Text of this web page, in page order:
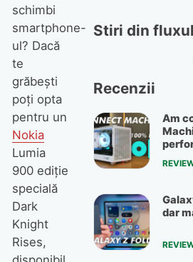
schimbi
smartphone-
ul? Dacă
te
grăbeşti
poţi opta
pentru un
Nokia
Lumia
900 ediţie
specială
Dark
Knight
Rises,
Stiri din
Recenzii
Am
OLX
dar